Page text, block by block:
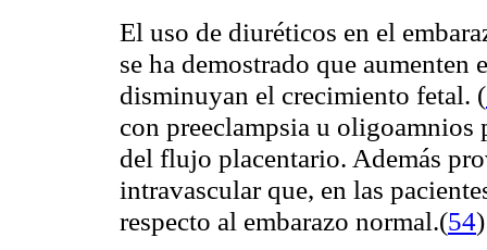
El uso de diuréticos en el
se ha demostrado que
disminuyan el crecimiento fetal. (
con preeclampsia u oligoamnios
del flujo placentario. Además
intravascular que, en las
respecto al embarazo normal.(54)